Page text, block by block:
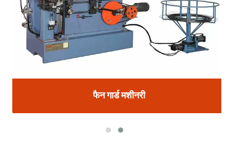
फैन गार्ड मशीनरी